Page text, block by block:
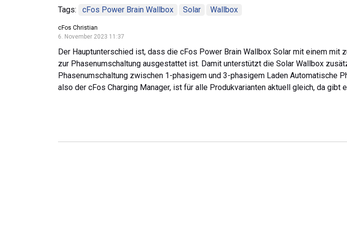
Tags: cFos Power Brain Wallbox Solar Wallbox
cFos Christian
6. November 2023 11:37
Der Hauptunterschied ist, dass die cFos Power Brain Wallbox Solar mit einem mit
zur Phasenumschaltung ausgestattet ist. Damit unterstützt die Solar Wallbox
Phasenumschaltung zwischen 1-phasigem und 3-phasigem Laden Automatische
also der cFos Charging Manager, ist für alle Produkvarianten aktuell gleich, da gibt